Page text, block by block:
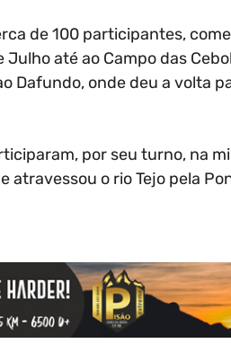
de 100 participantes,
até ao Campo das
Dafundo, onde deu a volta
por seu turno, na
atravessou o rio Tejo pela